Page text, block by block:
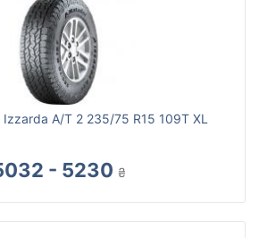
A/T 2 235/75 R15 109T XL
- 5230 ₴